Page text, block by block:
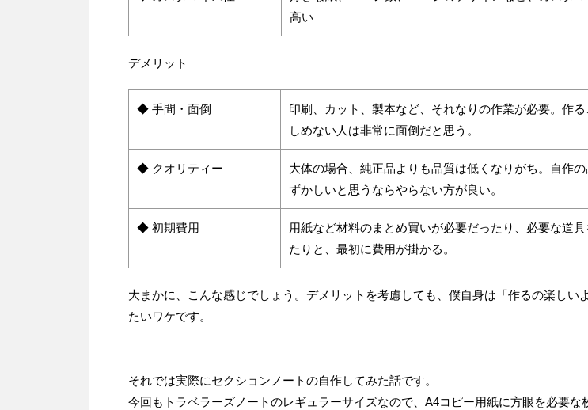
高い
デメリット
◆ 手間・面倒
印刷、カット、製本など、それなりの作業が必要。作
しめない人は非常に面倒だと思う。
◆ クオリティー
大体の場合、純正品よりも品質は低くなりがち。自作
ずかしいと思うならやらない方が良い。
◆ 初期費用
用紙など材料のまとめ買いが必要だったり、必要な道具
たりと、最初に費用が掛かる。
大まかに、こんな感じでしょう。デメリットを考慮しても、僕自身は「作るの楽しい
たいワケです。
それでは実際にセクションノートの自作してみた話です。
今回もトラベラーズノートのレギュラーサイズなので、A4コピー用紙に方眼を必要な